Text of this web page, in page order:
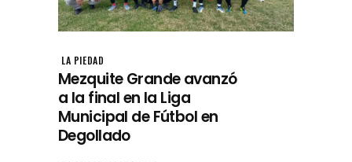
LA PIEDAD
Mezquite Grande avanzó
a la final en la Liga
Municipal de Fútbol en
Degollado